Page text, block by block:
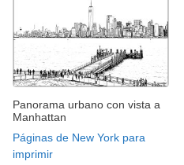
Panorama urbano con vista a
Manhattan
Páginas de New York para
imprimir